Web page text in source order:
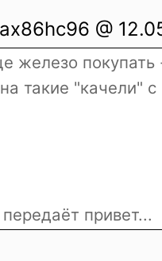
@
железо покупать
такие "качели" с
привет...